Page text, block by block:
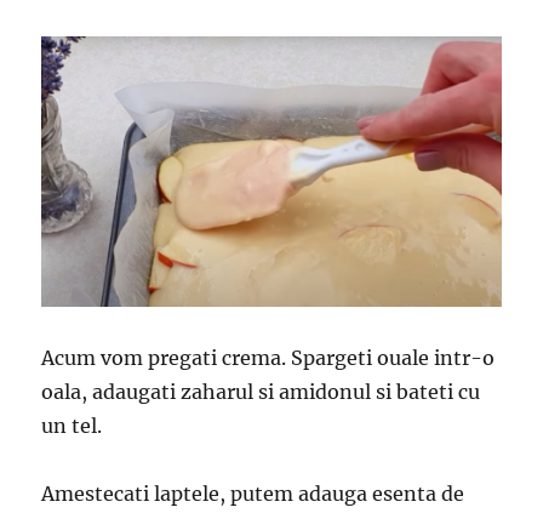
Acum vom pregati crema. Spargeti ouale intr-o
oala, adaugati zaharul si amidonul si bateti cu
un tel.
Amestecati laptele, putem adauga esenta de